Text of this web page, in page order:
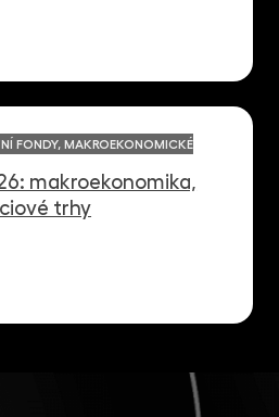
makroekonomika,
trhy
FONDY, MAKROEKONOMICKÉ